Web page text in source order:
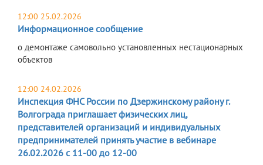
12:00 25.02.2026
Информационное сообщение
о демонтаже самовольно установленных нестационарных
объектов
12:00 24.02.2026
Инспекция ФНС России по Дзержинскому району г.
Волгограда приглашает физических лиц,
представителей организаций и индивидуальных
предпринимателей принять участие в вебинаре
26.02.2026 с 11-00 до 12-00